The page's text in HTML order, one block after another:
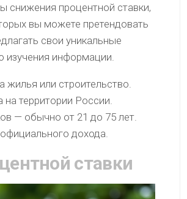
снижения процентной ставки,
вы можете претендовать
свои уникальные
изучения информации.
жилья или строительство.
территории России.
— обычно от 21 до 75 лет.
дохода.
ставки